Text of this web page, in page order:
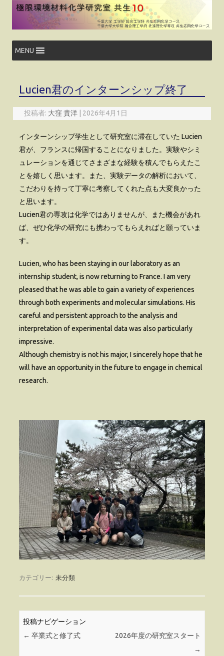
コ
ン
ツ
キ
ッ
MENU
Lucien君のインターンシップ終了
投稿者: 大窪 貴洋 2026年4月1日
インターンシップ学生として研究室に滞在していた Lucien
君が、フランスに帰国することになりました。実験やシミ
ュレーションを通じてさまざまな経験を積んでもらえたこ
とを嬉しく思います。また、実験データの解析において、
こだわりを持って丁寧に考察してくれた点も大変良かった
と思います。
Lucien君の専攻は化学ではありませんが、また機会があれ
ば、ぜひ化学の研究にも携わってもらえればと願っていま
す。
Lucien, who has been staying in our laboratory as an
internship student, is now returning to France. I am very
pleased that he was able to gain a variety of experiences
through both experiments and molecular simulations. His
careful and persistent approach to the analysis and
interpretation of experimental data was also particularly
impressive.
Although chemistry is not his major, I sincerely hope that he
will have an opportunity in the future to engage in chemical
research.
カテゴリー: 未分類
投稿ナビゲーション
← 卒業式と修了式
2026年度の研究室スタート
→